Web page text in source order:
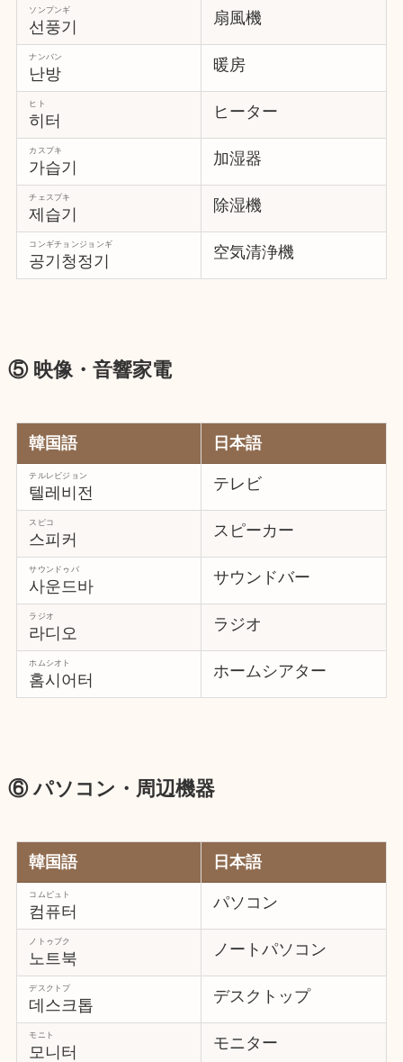
선풍기
ソンプンギ 扇風機
난방
ナンバン 暖房
히터
ヒト ヒーター
가습기
カスプキ 加湿器
제습기
チェスプキ 除湿機
공기청정기
コンギチョンジョンギ 空気清浄機
⑤ 映像・音響家電
韓国語 日本語
텔레비전
テルレビジョン テレビ
스피커
スピコ スピーカー
사운드바
サウンドゥバ サウンドバー
라디오
ラジオ ラジオ
홈시어터
ホムシオト ホームシアター
⑥ パソコン・周辺機器
韓国語 日本語
컴퓨터
コムピュト パソコン
노트북
ノトゥブク ノートパソコン
데스크톱
デスクトプ デスクトップ
모니터
モニト モニター